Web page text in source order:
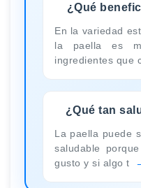
¿Qué
En la variedad
la paella es
ingredientes que
¿Qué tan
La paella puede
saludable
gusto y si algo t